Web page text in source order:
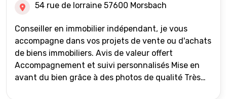
54 rue de lorraine 57600 Morsbach
Conseiller en immobilier indépendant, je vous
accompagne dans vos projets de vente ou d'achats
de biens immobiliers. Avis de valeur offert
Accompagnement et suivi personnalisés Mise en
avant du bien grâce à des photos de qualité Très